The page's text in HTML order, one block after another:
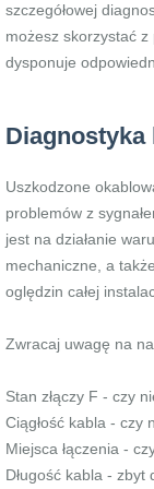
szczegółowej
możesz skorzystać
dysponuje
Diagnostyka
Uszkodzone
problemów z
jest na działanie
mechaniczne, a
oględzin całej
Zwracaj uwagę na
Stan złączy F - czy
Ciągłość kabla - czy
Miejsca łączenia -
Długość kabla - zbyt